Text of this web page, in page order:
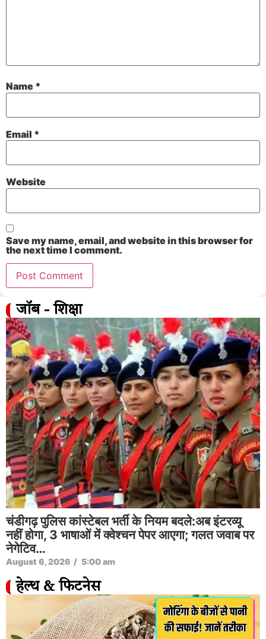
Name *
Email *
Website
Save my name, email, and website in this browser for
the next time I comment.
जॉब - शिक्षा
चंडीगढ़ पुलिस कांस्टेबल भर्ती के नियम बदले:अब इंटरव्यू
नहीं होगा, 3 भाषाओं में क्वेश्चन पेपर आएगा; गलत जवाब पर
नेगेटिव…
August 6, 2026 / 5:00 am
हेल्थ & फिटनेस